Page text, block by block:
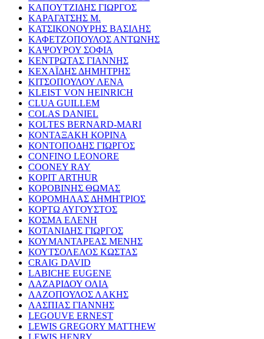
ΚΑΠΟΥΤΖΙΔΗΣ ΓΙΩΡΓΟΣ
ΚΑΡΑΓΑΤΣΗΣ Μ.
ΚΑΤΣΙΚΟΝΟΥΡΗΣ ΒΑΣΙΛΗΣ
ΚΑΦΕΤΖΟΠΟΥΛΟΣ ΑΝΤΩΝΗΣ
ΚΑΨΟΥΡΟΥ ΣΟΦΙΑ
ΚΕΝΤΡΩΤΑΣ ΓΙΑΝΝΗΣ
ΚΕΧΑΪΔΗΣ ΔΗΜΗΤΡΗΣ
ΚΙΤΣΟΠΟΥΛΟΥ ΛΕΝΑ
KLEIST VON HEINRICH
CLUA GUILLEM
COLAS DANIEL
KOLTES BERNARD-MARI
ΚΟΝΤΑΞΑΚΗ ΚΟΡΙΝΑ
ΚΟΝΤΟΠΟΔΗΣ ΓΙΩΡΓΟΣ
CONFINO LEONORE
COONEY RAY
KOPIT ARTHUR
ΚΟΡΟΒΙΝΗΣ ΘΩΜΑΣ
ΚΟΡΟΜΗΛΑΣ ΔΗΜΗΤΡΙΟΣ
ΚΟΡΤΩ ΑΥΓΟΥΣΤΟΣ
ΚΟΣΜΑ ΕΛΕΝΗ
ΚΟΤΑΝΙΔΗΣ ΓΙΩΡΓΟΣ
ΚΟΥΜΑΝΤΑΡΕΑΣ ΜΕΝΗΣ
ΚΟΥΤΣΟΛΕΛΟΣ ΚΩΣΤΑΣ
CRAIG DAVID
LABICHE EUGENE
ΛΑΖΑΡΙΔΟΥ ΟΛΙΑ
ΛΑΖΟΠΟΥΛΟΣ ΛΑΚΗΣ
ΛΑΣΠΙΑΣ ΓΙΑΝΝΗΣ
LEGOUVE ERNEST
LEWIS GREGORY MATTHEW
LEWIS HENRY